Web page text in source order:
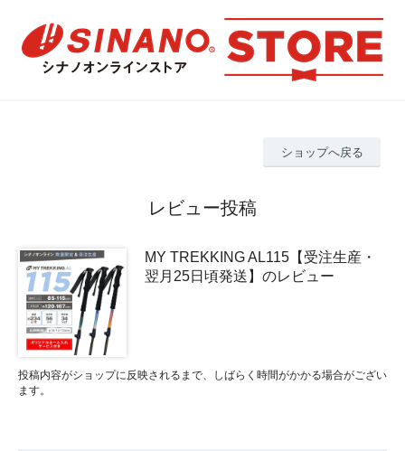
ショップへ戻る
レビュー投稿
MY TREKKING AL115【受注生産・
翌月25日頃発送】のレビュー
投稿内容がショップに反映されるまで、しばらく時間がかかる場合がござい
ます。